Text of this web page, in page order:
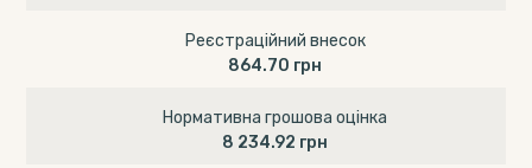
Реєстраційний внесок
864.70 грн
Нормативна грошова оцінка
8 234.92 грн